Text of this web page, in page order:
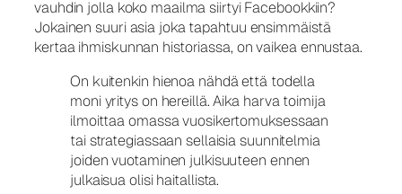
vauhdin jolla koko maailma siirtyi Facebookkiin?
Jokainen suuri asia joka tapahtuu ensimmäistä
kertaa ihmiskunnan historiassa, on vaikea ennustaa.
On kuitenkin hienoa nähdä että todella
moni yritys on hereillä. Aika harva toimija
ilmoittaa omassa vuosikertomuksessaan
tai strategiassaan sellaisia suunnitelmia
joiden vuotaminen julkisuuteen ennen
julkaisua olisi haitallista.